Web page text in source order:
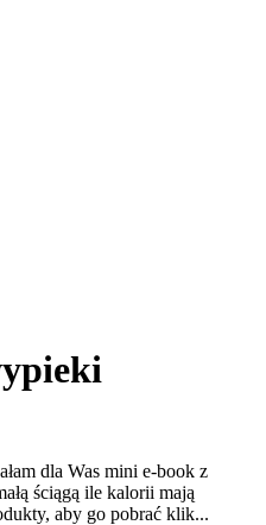
dla Was mini e-book z
ściągą ile kalorii mają
aby go pobrać klik...